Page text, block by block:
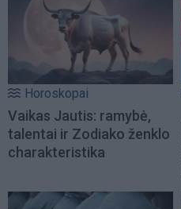
Horoskopai
Vaikas Jautis: ramybė,
talentai ir Zodiako ženklo
charakteristika